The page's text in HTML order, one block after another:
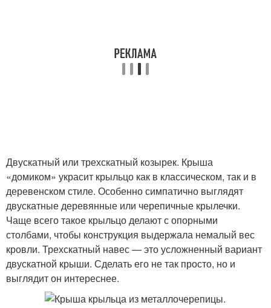
Двускатный или трехскатный козырек. Крыша
«домиком» украсит крыльцо как в классическом, так и в
деревенском стиле. Особенно симпатично выглядят
двускатные деревянные или черепичные крылечки.
Чаще всего такое крыльцо делают с опорными
столбами, чтобы конструкция выдержала немалый вес
кровли. Трехскатный навес — это усложненный вариант
двускатной крыши. Сделать его не так просто, но и
выглядит он интереснее.